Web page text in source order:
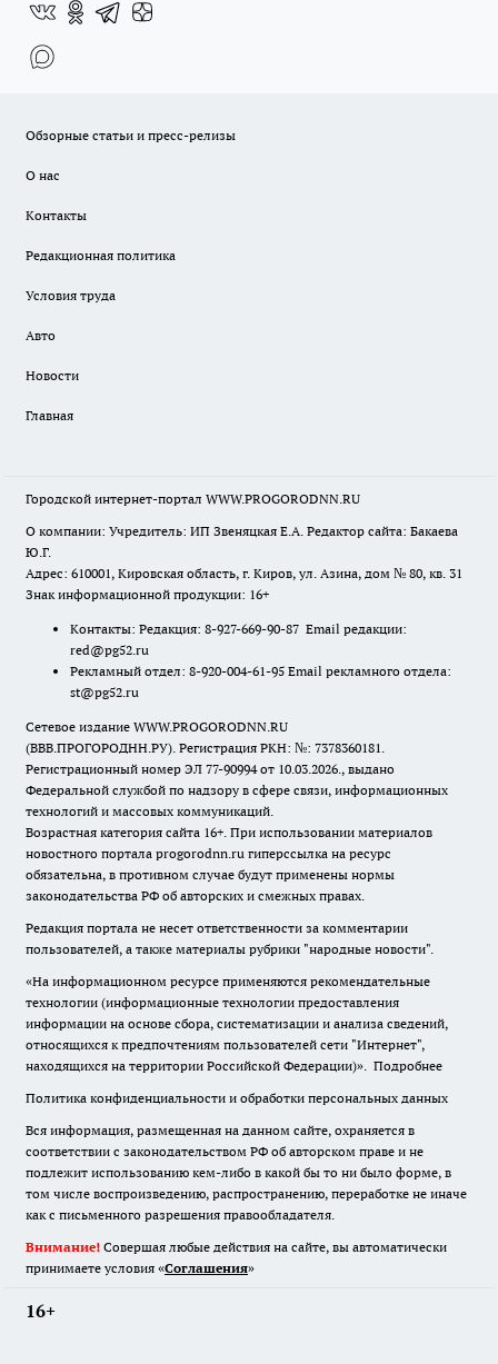
Обзорные статьи и пресс-релизы
О нас
Контакты
Редакционная политика
Условия труда
Авто
Новости
Главная
Городской интернет-портал WWW.PROGORODNN.RU
О компании: Учредитель: ИП Звеняцкая Е.А. Редактор сайта: Бакаева
Ю.Г.
Адрес: 610001, Кировская область, г. Киров, ул. Азина, дом № 80, кв. 31
Знак информационной продукции: 16+
Контакты: Редакция: 8-927-669-90-87 Email редакции:
red@pg52.ru
Рекламный отдел: 8-920-004-61-95 Email рекламного отдела:
st@pg52.ru
Сетевое издание WWW.PROGORODNN.RU
(ВВВ.ПРОГОРОДНН.РУ). Регистрация РКН: №: 7378360181.
Регистрационный номер ЭЛ 77-90994 от 10.03.2026., выдано
Федеральной службой по надзору в сфере связи, информационных
технологий и массовых коммуникаций.
Возрастная категория сайта 16+. При использовании материалов
новостного портала progorodnn.ru гиперссылка на ресурс
обязательна, в противном случае будут применены нормы
законодательства РФ об авторских и смежных правах.
Редакция портала не несет ответственности за комментарии
пользователей, а также материалы рубрики "народные новости".
«На информационном ресурсе применяются рекомендательные
технологии (информационные технологии предоставления
информации на основе сбора, систематизации и анализа сведений,
относящихся к предпочтениям пользователей сети "Интернет",
находящихся на территории Российской Федерации)». Подробнее
Политика конфиденциальности и обработки персональных данных
Вся информация, размещенная на данном сайте, охраняется в
соответствии с законодательством РФ об авторском праве и не
подлежит использованию кем-либо в какой бы то ни было форме, в
том числе воспроизведению, распространению, переработке не иначе
как с письменного разрешения правообладателя.
Внимание! Совершая любые действия на сайте, вы автоматически
принимаете условия «Cоглашения»
16+